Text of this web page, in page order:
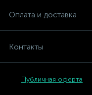
Оплата и доставка
Контакты
Публичная оферта